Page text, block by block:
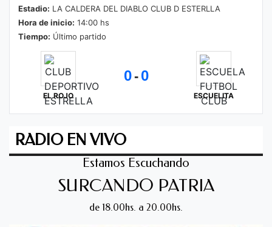
Estadio: LA CALDERA DEL DIABLO CLUB D ESTERLLA
Hora de inicio: 14:00 hs
Tiempo: Último partido
EL ROJO
0- 0
ESCUELITA
RADIO EN VIVO
Estamos Escuchando
SURCANDO PATRIA
de 18.00hs. a 20.00hs.